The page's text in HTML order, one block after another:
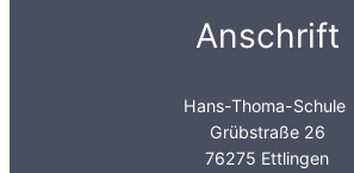
Anschrift
Hans-Thoma-Schule
Grübstraße 26
76275 Ettlingen